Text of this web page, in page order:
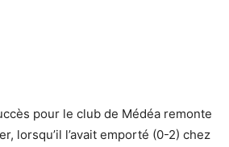
pour le club de Médéa remonte
lorsqu’il l’avait emporté (0-2) chez